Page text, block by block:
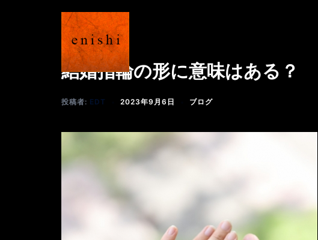
結婚指輪の形に意味はある？
投稿者: EDT 2023年9月6日 ブログ